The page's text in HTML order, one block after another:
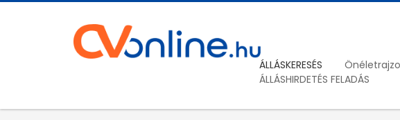
ÁLLÁSKERESÉS
ÁLLÁSHIRDETÉS FELADÁS